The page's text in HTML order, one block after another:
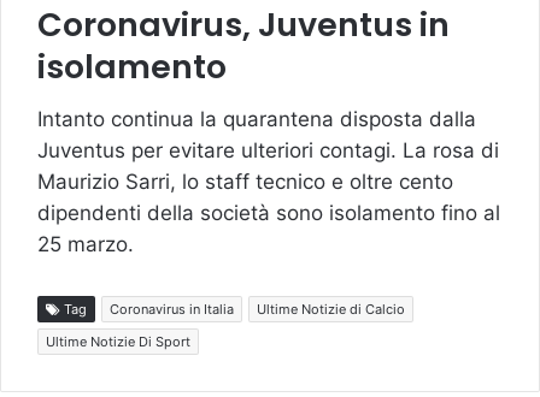
Coronavirus, Juventus in
isolamento
Intanto continua la quarantena disposta dalla
Juventus per evitare ulteriori contagi. La rosa di
Maurizio Sarri, lo staff tecnico e oltre cento
dipendenti della società sono isolamento fino al
25 marzo.
Tag Coronavirus in Italia
Ultime Notizie di Calcio
Ultime Notizie Di Sport